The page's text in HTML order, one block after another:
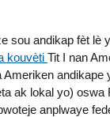
sou andikap fèt lè
kouvèti Tit I nan
Ameriken andikape
ak lokal yo) oswa
anplwaye